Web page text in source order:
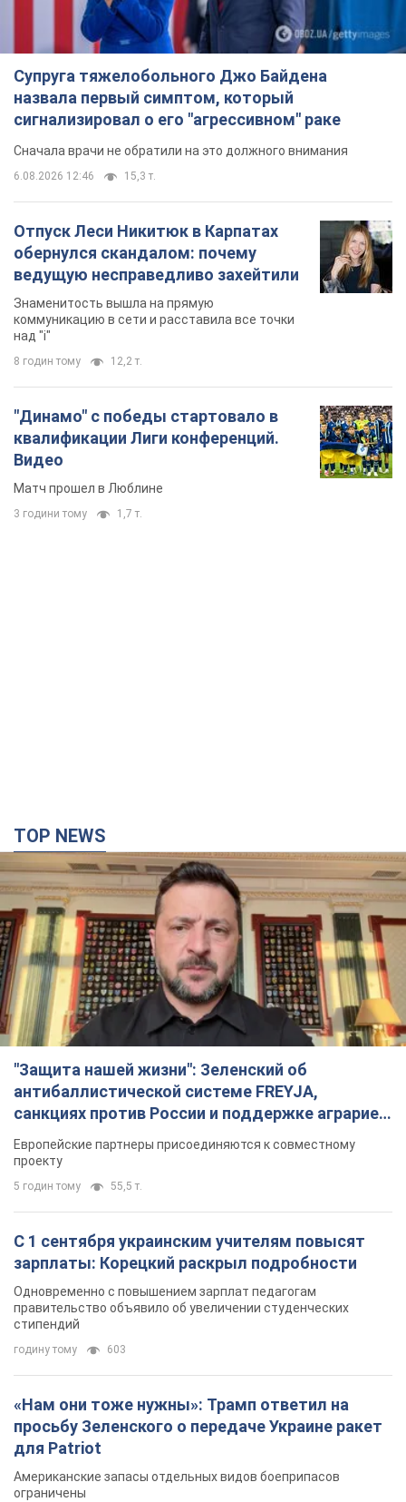
Супруга тяжелобольного Джо Байдена
назвала первый симптом, который
сигнализировал о его "агрессивном" раке
Сначала врачи не обратили на это должного внимания
6.08.2026 12:46 15,3 т.
Отпуск Леси Никитюк в Карпатах
обернулся скандалом: почему
ведущую несправедливо захейтили
Знаменитость вышла на прямую
коммуникацию в сети и расставила все точки
над "i"
8 годин тому 12,2 т.
"Динамо" с победы стартовало в
квалификации Лиги конференций.
Видео
Матч прошел в Люблине
3 години тому 1,7 т.
TOP NEWS
"Защита нашей жизни": Зеленский об
антибаллистической системе FREYJA,
санкциях против России и поддержке аграриев.
Видео
Европейские партнеры присоединяются к совместному
проекту
5 годин тому 55,5 т.
С 1 сентября украинским учителям повысят
зарплаты: Корецкий раскрыл подробности
Одновременно с повышением зарплат педагогам
правительство объявило об увеличении студенческих
стипендий
годину тому 603
«Нам они тоже нужны»: Трамп ответил на
просьбу Зеленского о передаче Украине ракет
для Patriot
Американские запасы отдельных видов боеприпасов
ограничены